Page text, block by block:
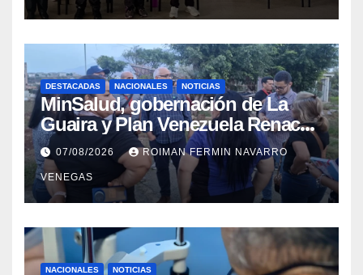
DESTACADAS NACIONALES NOTICIAS
MinSalud, gobernación de La
Guaira y Plan Venezuela Renace
iniciaron la rehabilitación integral
del Centro Psicofamiliar El Niño y
el Mar
07/08/2026 ROIMAN FERMIN NAVARRO
VENEGAS
NACIONALES NOTICIAS